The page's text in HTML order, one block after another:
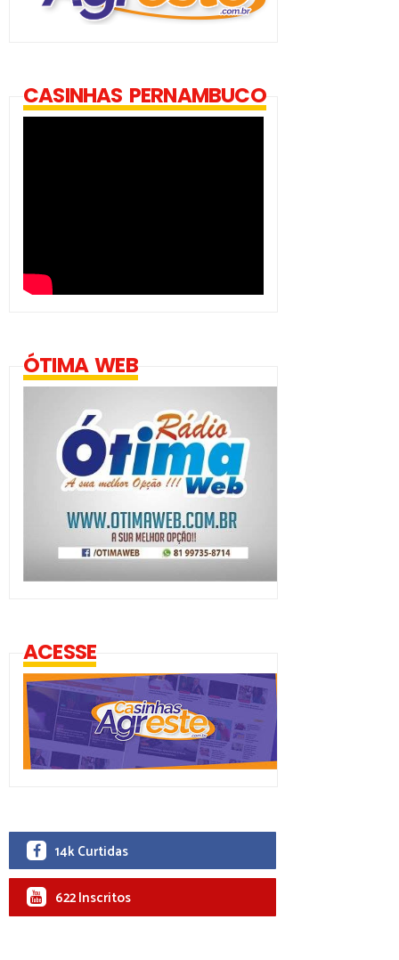
CASINHAS PERNAMBUCO
ÓTIMA WEB
ACESSE
14k Curtidas
622 Inscritos